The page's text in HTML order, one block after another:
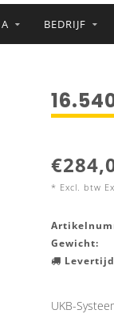
BEDRIJF
* Excl. btw
Gewicht:
UKB-